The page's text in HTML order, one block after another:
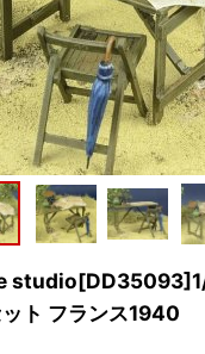
ト フランス1940